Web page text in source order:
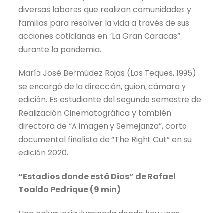
diversas labores que realizan comunidades y
familias para resolver la vida a través de sus
acciones cotidianas en “La Gran Caracas”
durante la pandemia.
María José Bermúdez Rojas (Los Teques, 1995)
se encargó de la dirección, guion, cámara y
edición. Es estudiante del segundo semestre de
Realización Cinematográfica y también
directora de “A imagen y Semejanza”, corto
documental finalista de “The Right Cut” en su
edición 2020.
“Estadios donde está Dios” de Rafael
Toaldo Pedrique (9 min)